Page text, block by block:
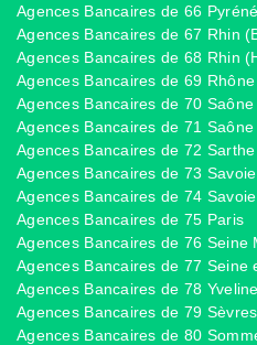
Agences Bancaires de 66
Agences Bancaires de 67 Rhin
Agences Bancaires de 68 Rhin
Agences Bancaires de 69 Rhône
Agences Bancaires de 70
Agences Bancaires de 71
Agences Bancaires de 72 Sarthe
Agences Bancaires de 73 Savoie
Agences Bancaires de 74
Agences Bancaires de 75 Paris
Agences Bancaires de 76 Seine
Agences Bancaires de 77 Seine
Agences Bancaires de 78
Agences Bancaires de 79
Agences Bancaires de 80